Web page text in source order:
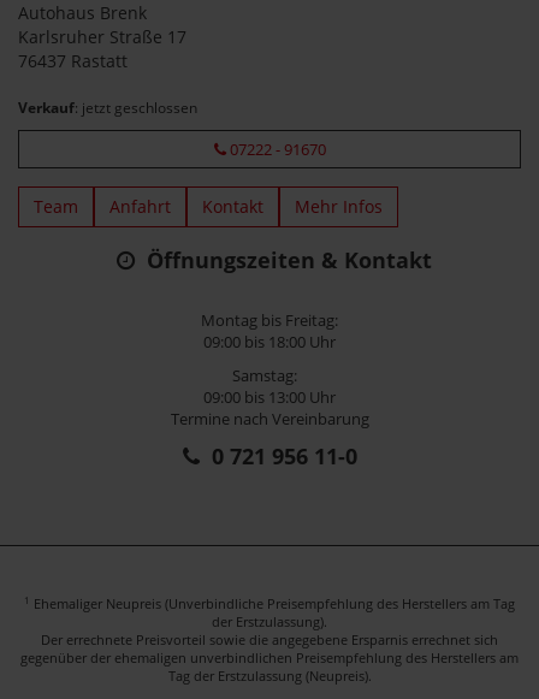
Autohaus Brenk
Karlsruher Straße 17
76437 Rastatt
Verkauf: jetzt geschlossen
07222 - 91670
Team Anfahrt Kontakt Mehr Infos
Öffnungszeiten & Kontakt
Montag bis Freitag:
09:00 bis 18:00 Uhr
Samstag:
09:00 bis 13:00 Uhr
Termine nach Vereinbarung
0 721 956 11-0
1 Ehemaliger Neupreis (Unverbindliche Preisempfehlung des Herstellers am Tag
der Erstzulassung).
Der errechnete Preisvorteil sowie die angegebene Ersparnis errechnet sich
gegenüber der ehemaligen unverbindlichen Preisempfehlung des Herstellers am
Tag der Erstzulassung (Neupreis).